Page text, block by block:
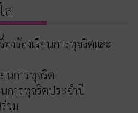
ส
งร้องเรียนการทุจริตและ
ยนการทุจริต
การทุจริตประจำปี
วม